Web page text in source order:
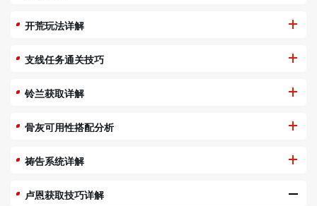
开荒玩法详解
支线任务通关技巧
铃兰获取详解
骨灰可用性搭配分析
祷告系统详解
卢恩获取技巧详解